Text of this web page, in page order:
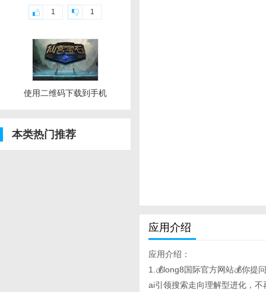
1 1
使用二维码下载到手机
本类热门推荐
应用介绍
应用介绍：
1.💰long8国际官方网站💰你提
ai引领搜索走向理解型进化，